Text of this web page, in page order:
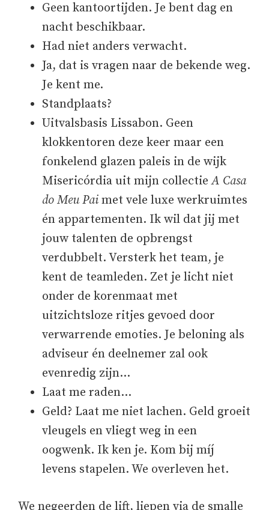
Geen kantoortijden. Je bent dag en
nacht beschikbaar.
Had niet anders verwacht.
Ja, dat is vragen naar de bekende weg.
Je kent me.
Standplaats?
Uitvalsbasis Lissabon. Geen
klokkentoren deze keer maar een
fonkelend glazen paleis in de wijk
Misericórdia uit mijn collectieA Casa
do Meu Pai met vele luxe werkruimtes
én appartementen. Ik wil dat jij met
jouw talenten de opbrengst
verdubbelt. Versterk het team, je
kent de teamleden. Zet je licht niet
onder de korenmaat met
uitzichtsloze ritjes gevoed door
verwarrende emoties. Je beloning als
adviseur én deelnemer zal ook
evenredig zijn…
Laat me raden…
Geld? Laat me niet lachen. Geld groeit
vleugels en vliegt weg in een
oogwenk. Ik ken je. Kom bij míj
levens stapelen. We overleven het.
We negeerden de lift, liepen via de smalle